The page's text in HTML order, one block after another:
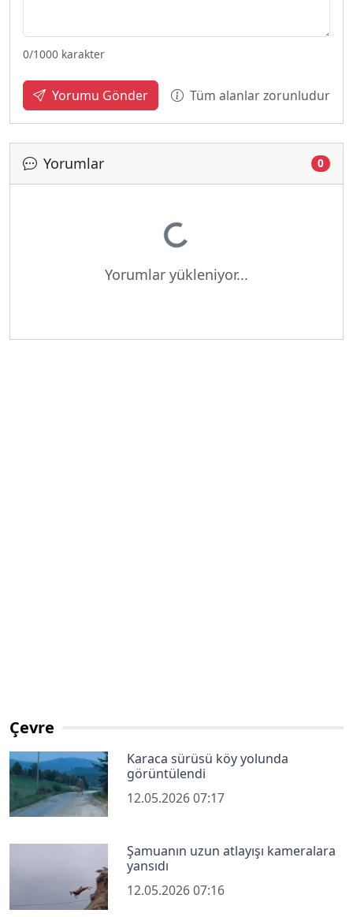
0/1000 karakter
Yorumu Gönder Tüm alanlar zorunludur
Yorumlar 0
Yükleniyor...
Yorumlar yükleniyor...
Çevre
Karaca sürüsü köy yolunda
görüntülendi
12.05.2026 07:17
Şamuanın uzun atlayışı kameralara
yansıdı
12.05.2026 07:16